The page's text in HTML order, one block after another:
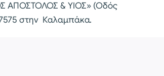
ΑΠΟΣΤΟΛΟΣ & ΥΙΟΣ» (Οδός
στην Καλαμπάκα.